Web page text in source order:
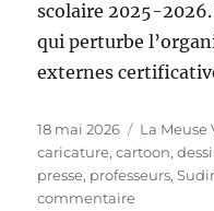
scolaire 2025-
qui perturbe
externes
Publié
le
18 mai 2026 La Meuse
caricature,cartoon,
presse, professeurs,
commentairesur